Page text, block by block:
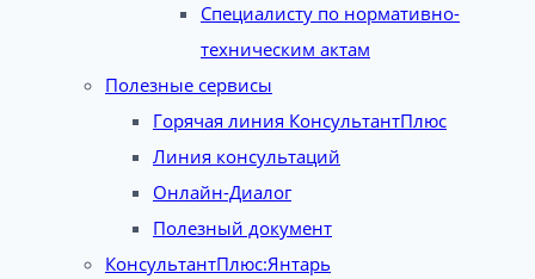
Специалисту по нормативно-
техническим актам
Полезные сервисы
Горячая линия КонсультантПлюс
Линия консультаций
Онлайн-Диалог
Полезный документ
КонсультантПлюс:Янтарь